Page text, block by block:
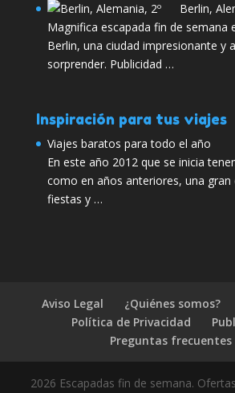
Berlin,
Magnifica escapada fin de semana
Berlin, una ciudad impresionante y
sorprender. Publicidad …
Inspiración para tus viajes
Viajes baratos para todo el año
En este año 2012 que se inicia
como en años anteriores, una gran
fiestas y …
Aviso Legal ¿Quiénes somos?
Política de Privacidad
Preguntas frecuentes
2026 Escapadas fin de semana.